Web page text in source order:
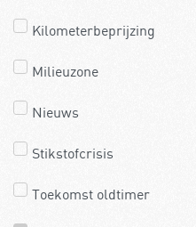
Kilometerbeprijzing
Milieuzone
Nieuws
Stikstofcrisis
Toekomst oldtimer